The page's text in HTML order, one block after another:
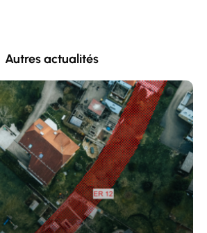
Autres actualités